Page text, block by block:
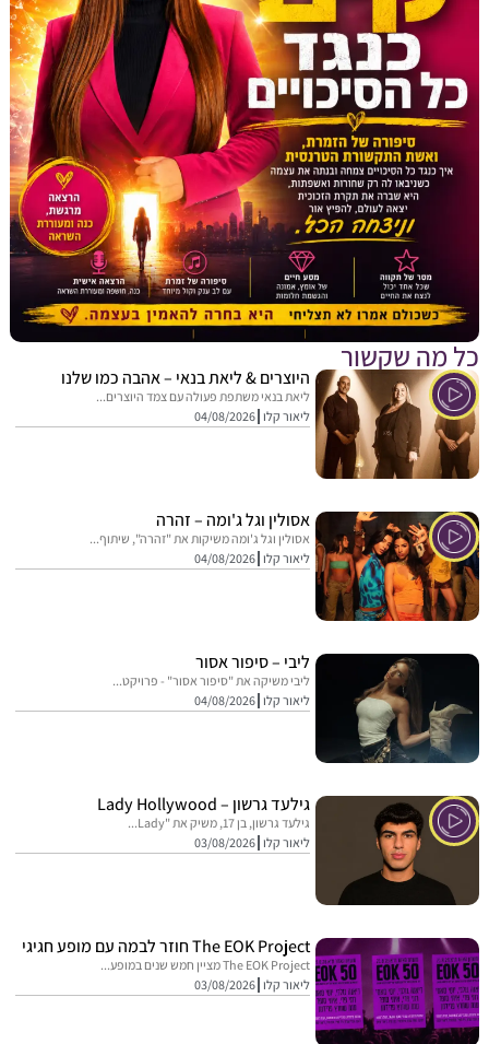
שקשור
היוצרים & ליאת בנאי – אהבה כמו שלנו
ליאת בנאי משתפת פעולה עם צמד היוצרים...
ליאור קלו 04/08/2026
אסולין וגל ג'ומה – זהרה
אסולין וגל ג'ומה משיקות את "זהרה", שיתוף...
ליאור קלו 04/08/2026
ליבי – סיפור אסור
ליבי משיקה את "סיפור אסור" - פרויקט...
ליאור קלו 04/08/2026
גילעד גרשון – Lady Hollywood
גילעד גרשון, בן 17, משיק את "Lady...
ליאור קלו 03/08/2026
The EOK Project חוזר לבמה עם מופע חגיגי
The EOK Project מציין חמש שנים במופע...
ליאור קלו 03/08/2026